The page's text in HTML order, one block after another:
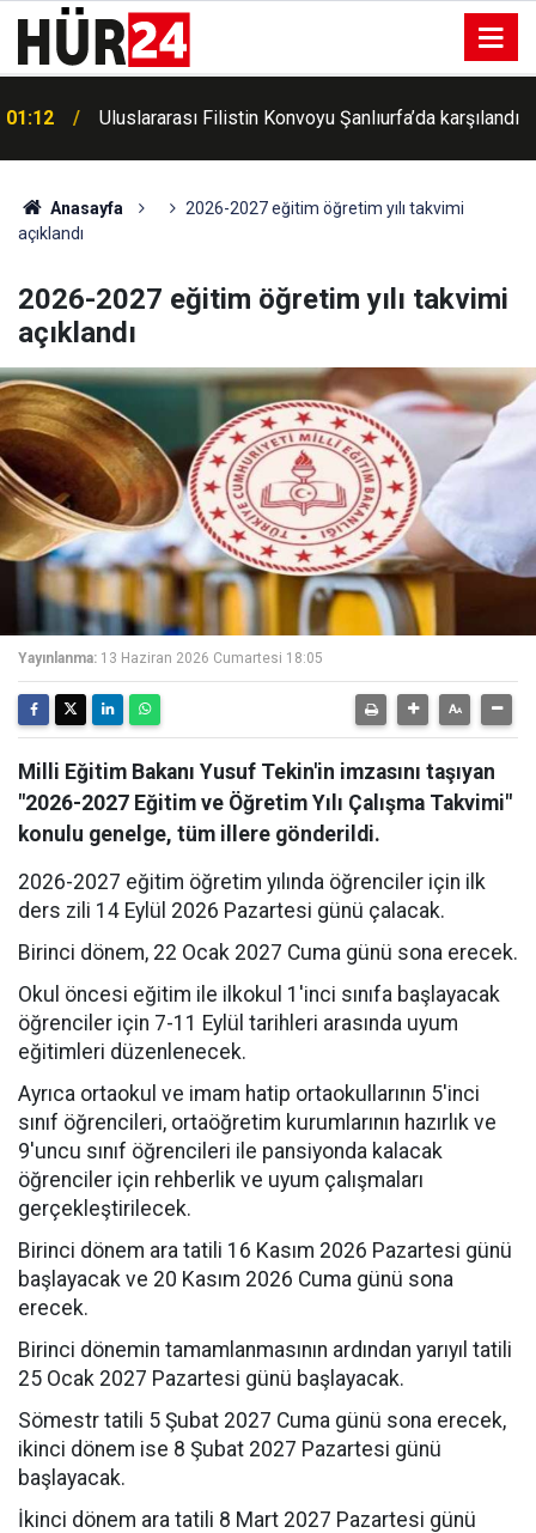
00:54
Menderes Belediye Başkanı İlkay Çiçek tutuklandı
Anasayfa
2026-2027 eğitim öğretim yılı takvimi
açıklandı
2026-2027 eğitim öğretim yılı takvimi
açıklandı
Yayınlanma: 13 Haziran 2026 Cumartesi 18:05
Milli Eğitim Bakanı Yusuf Tekin'in imzasını taşıyan
"2026-2027 Eğitim ve Öğretim Yılı Çalışma Takvimi"
konulu genelge, tüm illere gönderildi.
2026-2027 eğitim öğretim yılında öğrenciler için ilk
ders zili 14 Eylül 2026 Pazartesi günü çalacak.
Birinci dönem, 22 Ocak 2027 Cuma günü sona erecek.
Okul öncesi eğitim ile ilkokul 1'inci sınıfa başlayacak
öğrenciler için 7-11 Eylül tarihleri arasında uyum
eğitimleri düzenlenecek.
Ayrıca ortaokul ve imam hatip ortaokullarının 5'inci
sınıf öğrencileri, ortaöğretim kurumlarının hazırlık ve
9'uncu sınıf öğrencileri ile pansiyonda kalacak
öğrenciler için rehberlik ve uyum çalışmaları
gerçekleştirilecek.
Birinci dönem ara tatili 16 Kasım 2026 Pazartesi günü
başlayacak ve 20 Kasım 2026 Cuma günü sona
erecek.
Birinci dönemin tamamlanmasının ardından yarıyıl tatili
25 Ocak 2027 Pazartesi günü başlayacak.
Sömestr tatili 5 Şubat 2027 Cuma günü sona erecek,
ikinci dönem ise 8 Şubat 2027 Pazartesi günü
başlayacak.
İkinci dönem ara tatili 8 Mart 2027 Pazartesi günü